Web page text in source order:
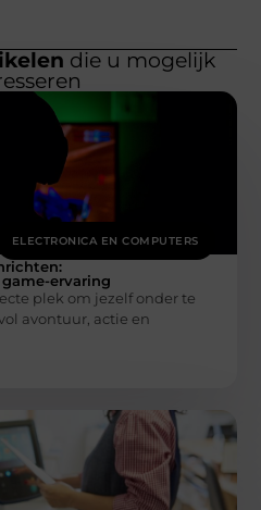
die u mogelijk
ELECTRONICA EN COMPUTERS
ervaring
plek om jezelf onder te
avontuur, actie en